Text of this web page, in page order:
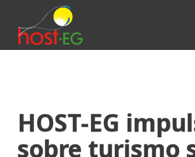
HOST-EG
sobre turismo